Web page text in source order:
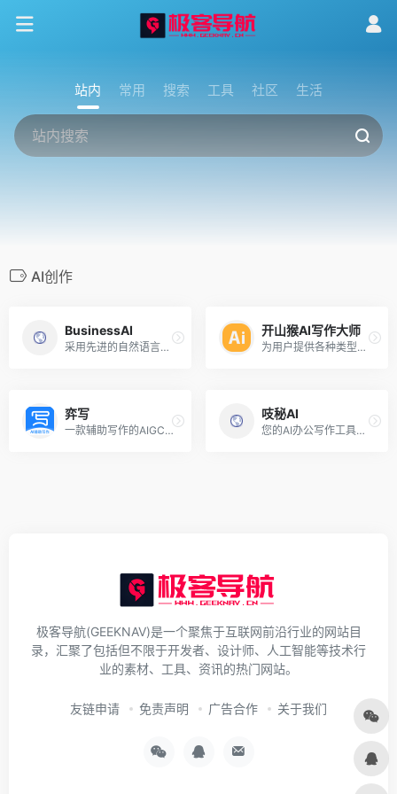
站内 常用 搜索 工具 社区 生活
AI创作
BusinessAI
采用先进的自然语言处理和机器学习技术，为您提供高效、个性化的服务！
开山猴AI写作大师
为用户提供各种类型和领域的文章撰写！
弈写
一款辅助写作的AIGC产品！
吱秘AI
您的AI办公写作工具助手！
极客导航(GEEKNAV)是一个聚焦于互联网前沿行业的网站目
录，汇聚了包括但不限于开发者、设计师、人工智能等技术行
业的素材、工具、资讯的热门网站。
友链申请 免责声明 广告合作 关于我们